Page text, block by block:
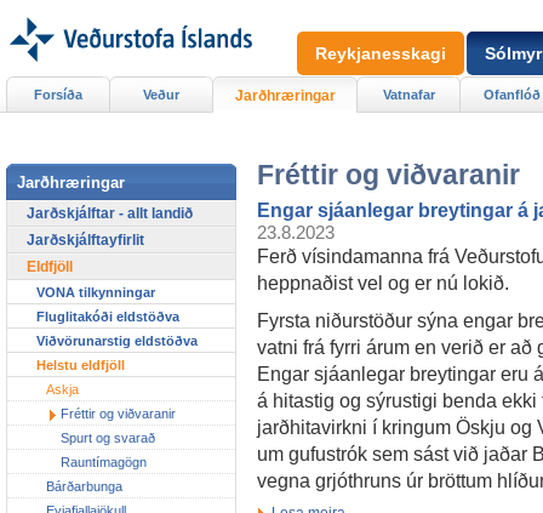
Fréttir og viðvaranir
Engar sjáanlegar breytingar á
23.8.2023
Ferð vísindamanna frá
heppnaðist vel og er nú lokið.
Fyrsta niðurstöður sýna engar
vatni frá fyrri árum en verið er að
Engar sjáanlegar breytingar eru
á hitastig og sýrustigi benda
jarðhitavirkni í kringum Öskju og
um gufustrók sem sást við jaðar
vegna grjóthruns úr bröttum
Forsíða Veður Jarðhræringar Vatnafar Ofanflóð
Jarðhræringar
Jarðskjálftar - allt landið
Jarðskjálftayfirlit
Eldfjöll
VONA tilkynningar
Fluglitakóði eldstöðva
Viðvörunarstig eldstöðva
Helstu eldfjöll
Askja
Fréttir og viðvaranir
Spurt og svarað
Rauntímagögn
Bárðarbunga
Reykjanesskagi